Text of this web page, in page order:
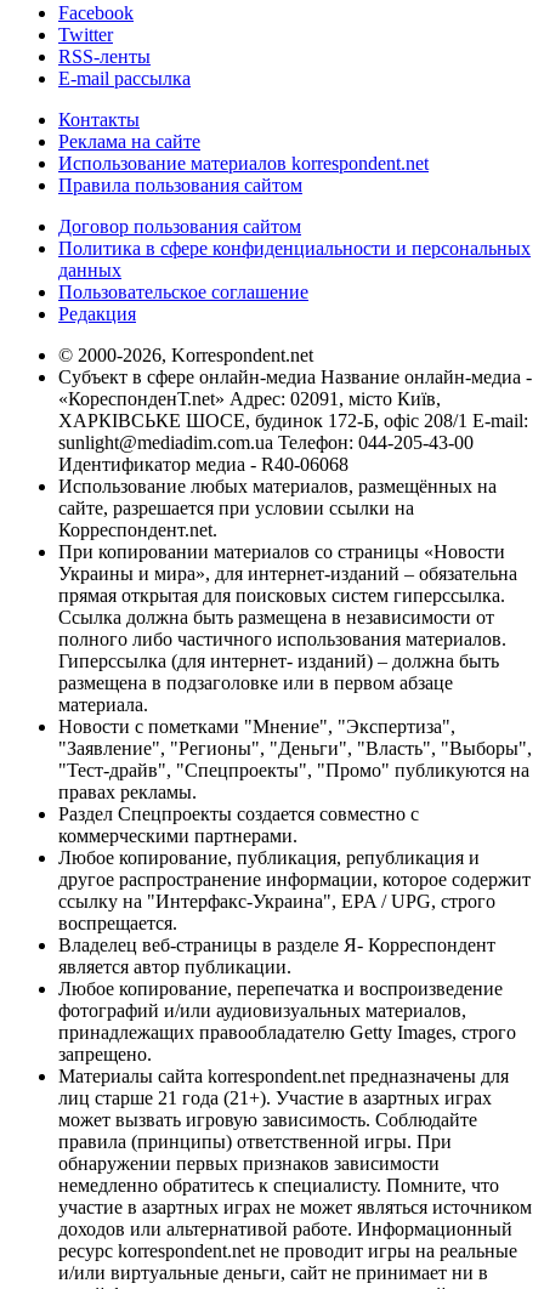
Facebook
Twitter
RSS-ленты
E-mail рассылка
Контакты
Реклама на сайте
Использование материалов korrespondent.net
Правила пользования сайтом
Договор пользования сайтом
Политика в сфере конфиденциальности и персональных
данных
Пользовательское соглашение
Редакция
© 2000-2026, Korrespondent.net
Субъект в сфере онлайн-медиа Название онлайн-медиа -
«КореспонденТ.net» Адрес: 02091, місто Київ,
ХАРКІВСЬКЕ ШОСЕ, будинок 172-Б, офіс 208/1 E-mail:
sunlight@mediadim.com.ua Телефон: 044-205-43-00
Идентификатор медиа - R40-06068
Использование любых материалов, размещённых на
сайте, разрешается при условии ссылки на
Корреспондент.net.
При копировании материалов со страницы «Новости
Украины и мира», для интернет-изданий – обязательна
прямая открытая для поисковых систем гиперссылка.
Ссылка должна быть размещена в независимости от
полного либо частичного использования материалов.
Гиперссылка (для интернет- изданий) – должна быть
размещена в подзаголовке или в первом абзаце
материала.
Новости с пометками "Мнение", "Экспертиза",
"Заявление", "Регионы", "Деньги", "Власть", "Выборы",
"Тест-драйв", "Спецпроекты", "Промо" публикуются на
правах рекламы.
Раздел Спецпроекты создается совместно с
коммерческими партнерами.
Любое копирование, публикация, републикация и
другое распространение информации, которое содержит
ссылку на "Интерфакс-Украина", EPA / UPG, строго
воспрещается.
Владелец веб-страницы в разделе Я- Корреспондент
является автор публикации.
Любое копирование, перепечатка и воспроизведение
фотографий и/или аудиовизуальных материалов,
принадлежащих правообладателю Getty Images, строго
запрещено.
Материалы сайта korrespondent.net предназначены для
лиц старше 21 года (21+). Участие в азартных играх
может вызвать игровую зависимость. Соблюдайте
правила (принципы) ответственной игры. При
обнаружении первых признаков зависимости
немедленно обратитесь к специалисту. Помните, что
участие в азартных играх не может являться источником
доходов или альтернативой работе. Информационный
ресурс korrespondent.net не проводит игры на реальные
и/или виртуальные деньги, сайт не принимает ни в